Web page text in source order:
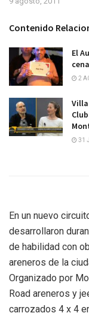
Contenido
El
2
31
En un nuevo
desarrollaron
de habilidad con
areneros de la
Organizado por
Road areneros y
carrozados 4 x 4